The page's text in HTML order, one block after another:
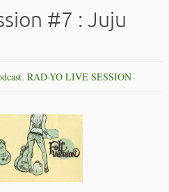
#7 : Juju
, RAD-YO LIVE SESSION